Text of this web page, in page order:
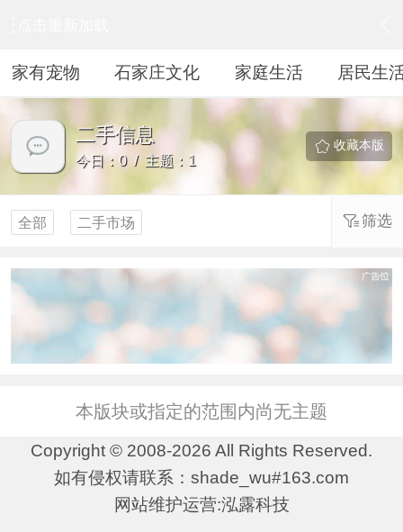
家有宠物 石家庄文化 家庭生活 居民生
二手信息
今日：0 / 主题：1
收藏本版
全部 二手市场 筛选
本版块或指定的范围内尚无主题
Copyright © 2008-2026 All Rights Reserved.
如有侵权请联系：shade_wu#163.com
网站维护运营:泓露科技